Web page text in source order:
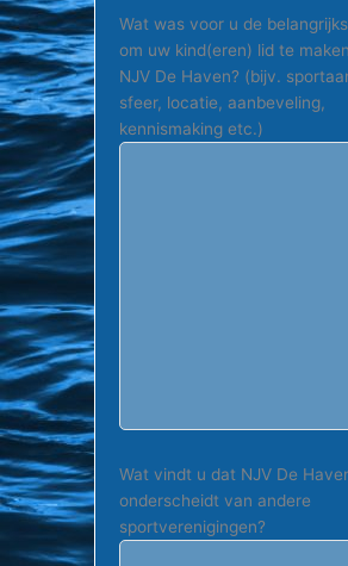
Wat was voor u de
om uw kind(eren) lid te
NJV De Haven? (bijv.
sfeer, locatie, aanbeveling,
kennismaking etc.)
Wat vindt u dat NJV De
onderscheidt van andere
sportverenigingen?